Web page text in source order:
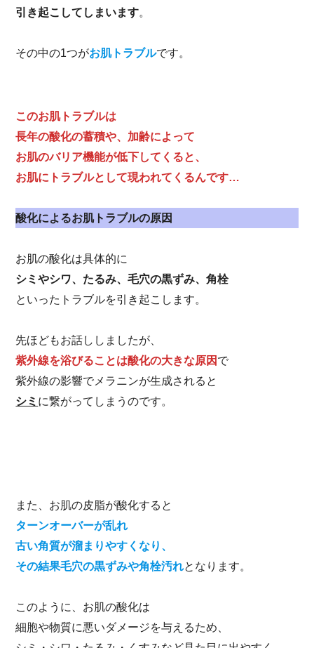
引き起こしてしまいます。
その中の1つがお肌トラブルです。
このお肌トラブルは
長年の酸化の蓄積や、加齢によって
お肌のバリア機能が低下してくると、
お肌にトラブルとして現われてくるんです…
酸化によるお肌トラブルの原因
お肌の酸化は具体的に
シミやシワ、たるみ、毛穴の黒ずみ、角栓
といったトラブルを引き起こします。
先ほどもお話ししましたが、
紫外線を浴びることは酸化の大きな原因 で
紫外線の影響でメラニンが生成されると
シミ に繋がってしまうのです。
また、お肌の皮脂が酸化すると
ターンオーバーが乱れ
古い角質が溜まりやすくなり、
その結果毛穴の黒ずみや角栓汚れとなります。
このように、お肌の酸化は
細胞や物質に悪いダメージを与えるため、